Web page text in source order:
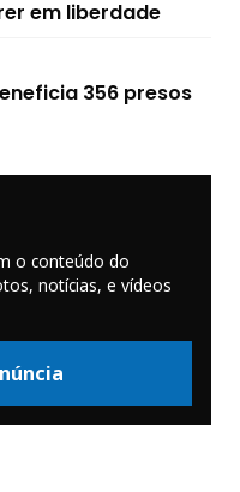
em liberdade
356 presos
o conteúdo do
notícias, e vídeos